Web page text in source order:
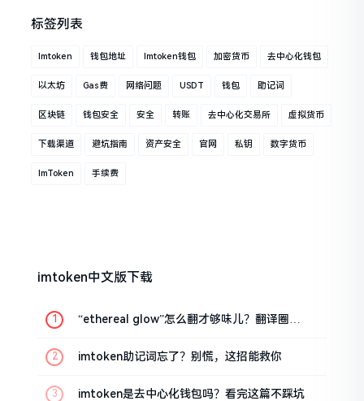
标签列表
Imtoken 钱包地址 Imtoken钱包 加密货币 去中心化钱包
以太坊 Gas费 网络问题 USDT 钱包 助记词
区块链 钱包安全 安全 转账 去中心化交易所 虚拟货币
下载渠道 避坑指南 资产安全 官网 私钥 数字货币
ImToken 手续费
imtoken中文版下载
“ethereal glow”怎么翻才够味儿？翻译圈老
imtoken助记词忘了？别慌，这招能救你
imtoken是去中心化钱包吗？看完这篇不踩坑